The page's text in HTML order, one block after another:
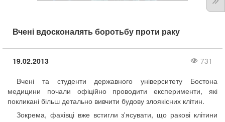
Вчені вдосконалять боротьбу проти раку
19.02.2013
731
Вчені та студенти державного університету Бостона
медицини почали офіційно проводити експерименти, які
покликані більш детально вивчити будову злоякісних клітин.
Зокрема, фахівці вже встигли з'ясувати, що ракові клітини